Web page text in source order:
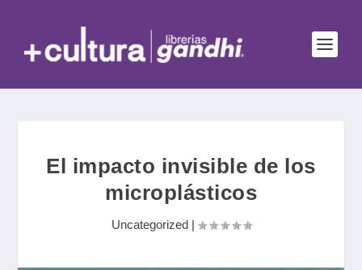
El impacto invisible de los
microplásticos
Uncategorized|